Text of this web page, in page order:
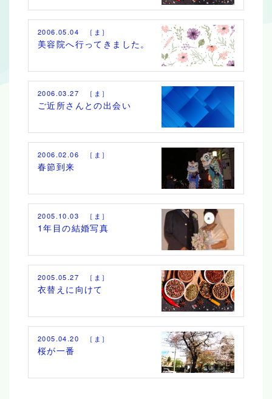
2006.05.04 ［ま］
美容院へ行ってきました。
2006.03.27 ［ま］
ご近所さんとの出会い
2006.02.06 ［ま］
春節到来
2005.10.03 ［ま］
1年目の結婚写真
2005.05.27 ［ま］
衣替えに向けて
2005.04.20 ［ま］
桜が一番